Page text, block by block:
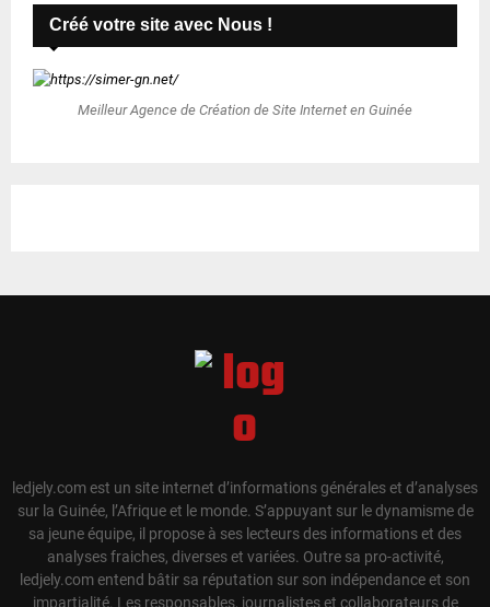
Créé votre site avec Nous !
Meilleur Agence de Création de Site Internet en Guinée
ledjely.com est un site internet d’informations générales et d’analyses
sur la Guinée, l’Afrique et le monde. S’appuyant sur le dynamisme de
sa jeune équipe, il propose à ses lecteurs des informations et des
analyses fraiches, diverses et variées. Outre sa pro-activité,
ledjely.com entend bâtir sa réputation sur son indépendance et son
impartialité. Les responsables, journalistes et collaborateurs de